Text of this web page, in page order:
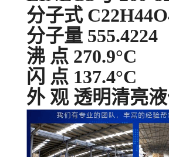
CAS号 57583-
EINECS号 260-
分子式
分子量 555.4224
沸 点 270.9°C
闪 点 137.4°C
外 观 透明清亮